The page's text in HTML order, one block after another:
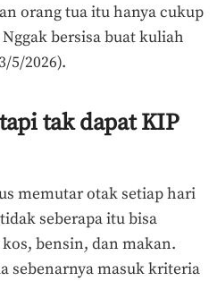
orang tua itu hanya cukup
bersisa buat kuliah
5/2026).
tak dapat KIP
memutar otak setiap hari
seberapa itu bisa
bensin, dan makan.
sebenarnya masuk kriteria